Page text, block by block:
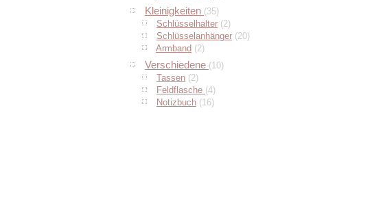
Kleinigkeiten (35)
Schlüsselhalter (2)
Schlüsselanhänger (20)
Armband (2)
Verschiedene (10)
Tassen (2)
Feldflasche (4)
Notizbuch (16)